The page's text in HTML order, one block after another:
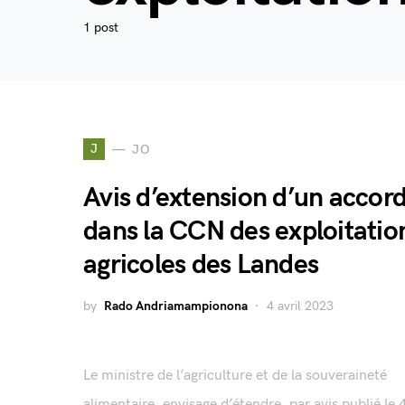
1 post
J JO
Avis d’extension d’un accord
dans la CCN des
agricoles des Landes
by Rado Andriamampionona 4 avril 2023
Le ministre de l’agriculture et de la souveraineté